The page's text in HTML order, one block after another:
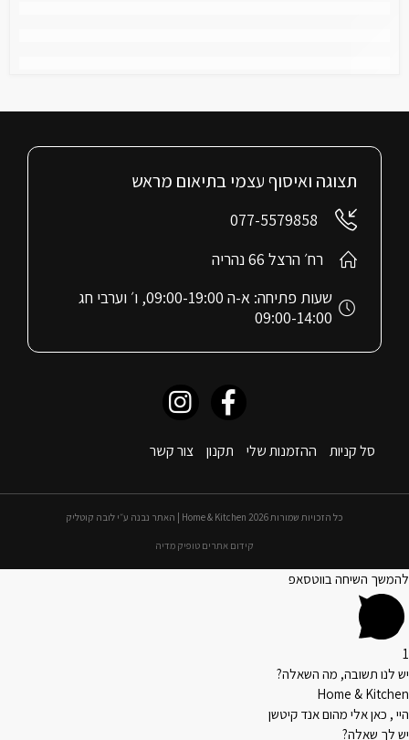
סל קניות ההזמנות שלי תקנון צור קשר
תצוגה ואיסוף עצמי בתיאום מראש
077-5579858
רח׳ הרצל 66 נהריה
שעות פתיחה: א-ה 09:00-19:00, ו׳ וערבי חג
09:00-14:00
כל הזכויות שמורות 2026 Home & Kitchen | האתר נבנה ע״י לובה קוטליק
קידום אתרים טופיק מדיה
להמשך השיחה בווטסאפ
1
יש לנו תשובה, מה השאלה?
Home & Kitchen
היי , כאן אלי מהום אנד קיטשן
יש לך שאלה?